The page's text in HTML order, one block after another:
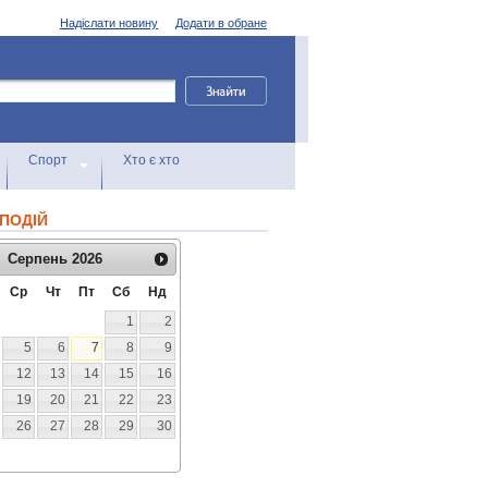
Додати в обране
Надіслати новину
Спорт Хто є хто
Серпень 2026
Ср Чт Пт Сб
Нд
1
2
5 6 7 8
9
12 13 14 15
16
19 20 21 22
23
26 27 28 29
30